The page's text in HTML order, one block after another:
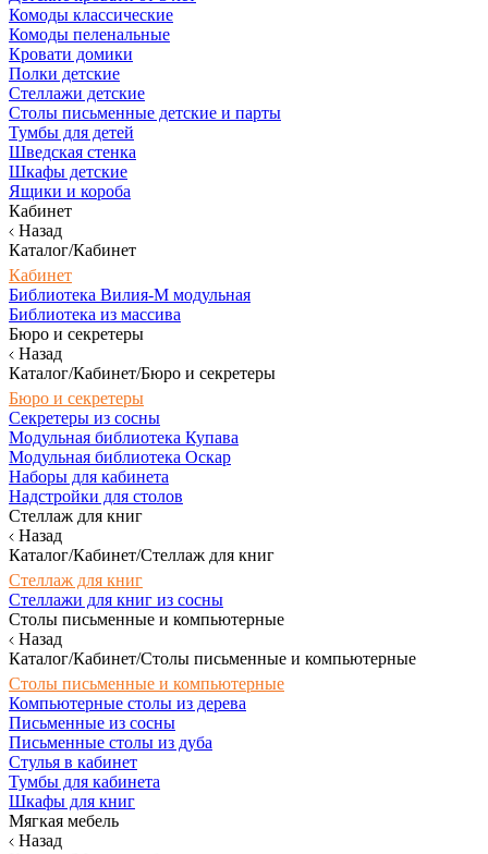
Комоды классические
Комоды пеленальные
Кровати домики
Полки детские
Стеллажи детские
Столы письменные детские и парты
Тумбы для детей
Шведская стенка
Шкафы детские
Ящики и короба
Кабинет
Назад
Каталог/Кабинет
Кабинет
Библиотека Вилия-М модульная
Библиотека из массива
Бюро и секретеры
Назад
Каталог/Кабинет/Бюро и секретеры
Бюро и секретеры
Секретеры из сосны
Модульная библиотека Купава
Модульная библиотека Оскар
Наборы для кабинета
Надстройки для столов
Стеллаж для книг
Назад
Каталог/Кабинет/Стеллаж для книг
Стеллаж для книг
Стеллажи для книг из сосны
Столы письменные и компьютерные
Назад
Каталог/Кабинет/Столы письменные и компьютерные
Столы письменные и компьютерные
Компьютерные столы из дерева
Письменные из сосны
Письменные столы из дуба
Стулья в кабинет
Тумбы для кабинета
Шкафы для книг
Мягкая мебель
Назад